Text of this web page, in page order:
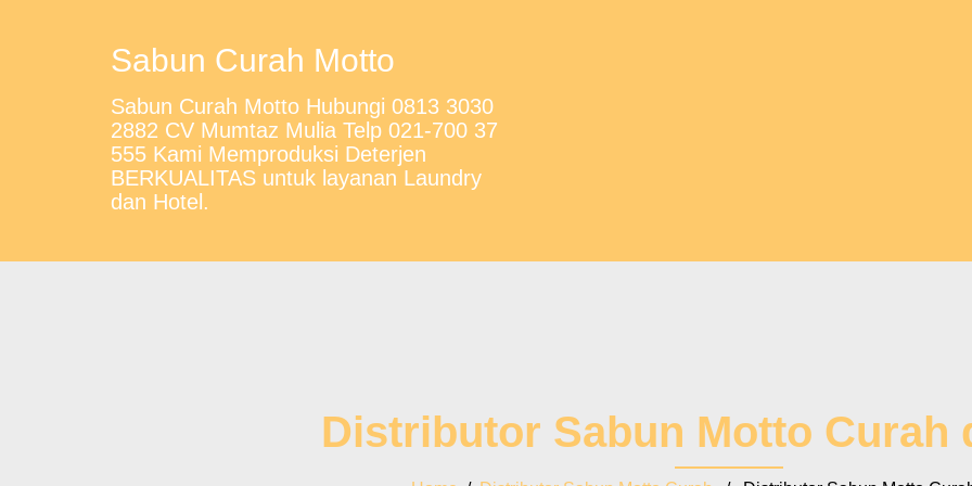
Sabun Curah Motto
Sabun Curah Motto Hubungi 0813 3030
2882 CV Mumtaz Mulia Telp 021-700 37
555 Kami Memproduksi Deterjen
BERKUALITAS untuk layanan Laundry
dan Hotel.
Distributor Sabun Motto Curah